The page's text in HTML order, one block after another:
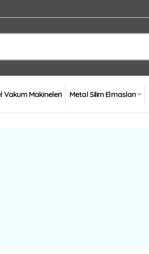
Vakum Makineleri Metal Silim Elmasları